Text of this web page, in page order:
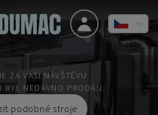
ZA VAŠI NÁVŠTĚVU
BYL NEDÁVNO PRODÁN.
podobné stroje